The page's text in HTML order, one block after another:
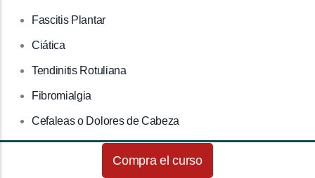
Fascitis Plantar
Ciática
Tendinitis Rotuliana
Fibromialgia
Cefaleas o Dolores de Cabeza
Crecederas
Compra el curso